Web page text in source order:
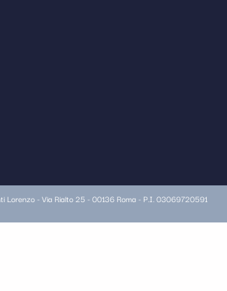
Lorenzo - Via Rialto 25 - 00136 Roma - P.I. 03069720591